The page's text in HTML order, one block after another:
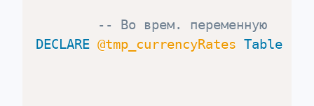
-- Во врем. переменную
DECLARE @tmp_currencyRates Table